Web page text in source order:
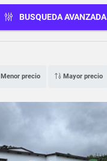
BUSQUEDA AVANZADA
Menor precio Mayor precio